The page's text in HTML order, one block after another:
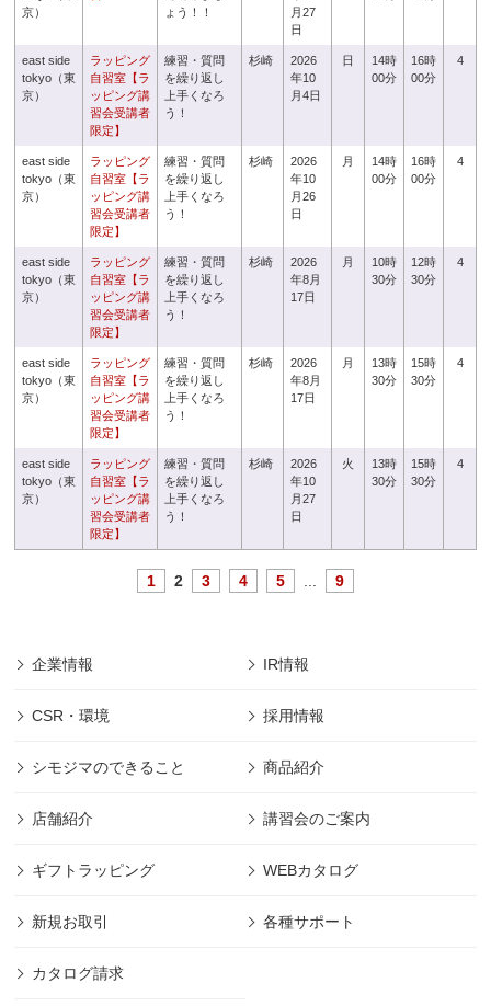
京）
ょう！！
月27
日
east side
tokyo（東
京）
ラッピング
自習室【ラ
ッピング講
習会受講者
限定】
練習・質問
を繰り返し
上手くなろ
う！
杉崎
2026
年10
月4日
日
14時
00分
16時
00分
4
east side
tokyo（東
京）
ラッピング
自習室【ラ
ッピング講
習会受講者
限定】
練習・質問
を繰り返し
上手くなろ
う！
杉崎
2026
年10
月26
日
月
14時
00分
16時
00分
4
east side
tokyo（東
京）
ラッピング
自習室【ラ
ッピング講
習会受講者
限定】
練習・質問
を繰り返し
上手くなろ
う！
杉崎
2026
年8月
17日
月
10時
30分
12時
30分
4
east side
tokyo（東
京）
ラッピング
自習室【ラ
ッピング講
習会受講者
限定】
練習・質問
を繰り返し
上手くなろ
う！
杉崎
2026
年8月
17日
月
13時
30分
15時
30分
4
east side
tokyo（東
京）
ラッピング
自習室【ラ
ッピング講
習会受講者
限定】
練習・質問
を繰り返し
上手くなろ
う！
杉崎
2026
年10
月27
日
火
13時
30分
15時
30分
4
1 2 3 4 5 9
企業情報 IR情報
CSR・環境 採用情報
シモジマのできること 商品紹介
店舗紹介 講習会のご案内
ギフトラッピング WEBカタログ
新規お取引 各種サポート
カタログ請求